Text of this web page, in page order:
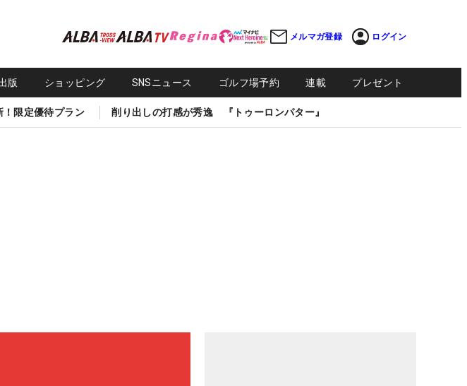
メルマガ登録 ログイン
版 ショッピング SNSニュース ゴルフ場予約 連載 プレゼント
！限定優待プラン 削り出しの打感が秀逸 『トゥーロンパター』